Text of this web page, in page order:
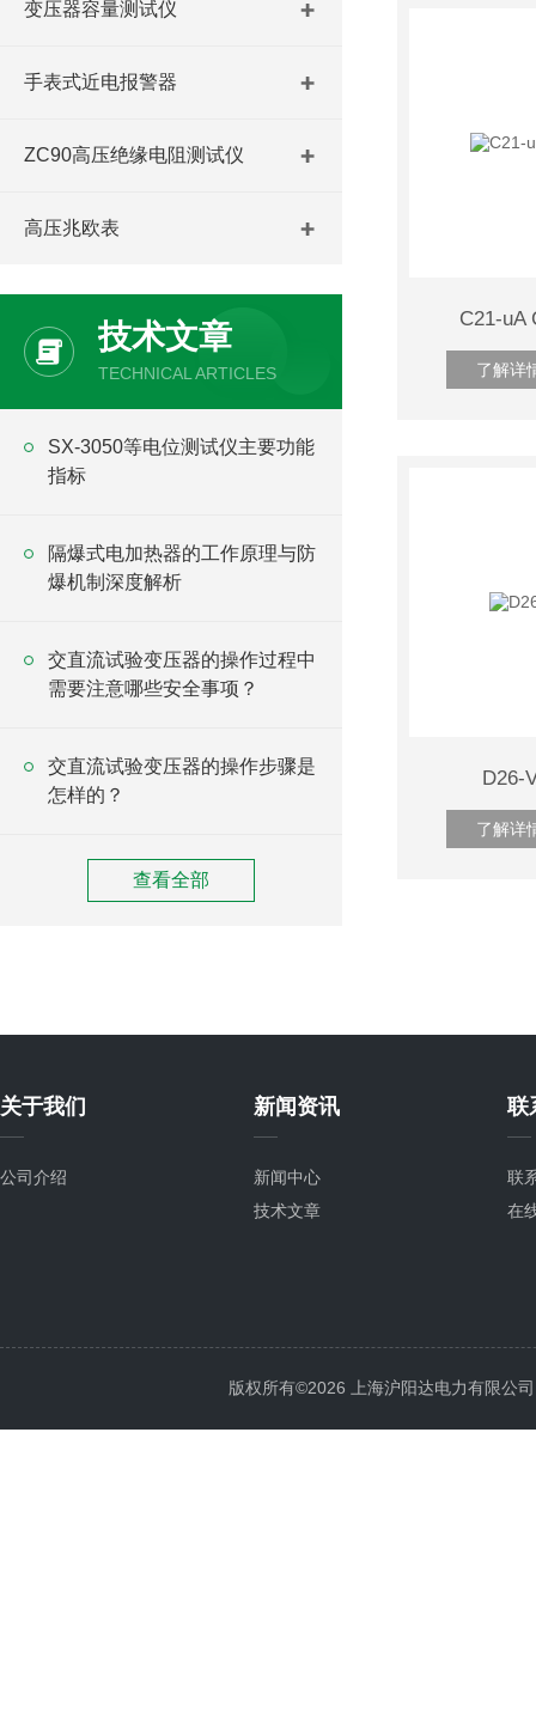
变压器容量测试仪
手表式近电报警器
ZC90高压绝缘电阻测试仪
高压兆欧表
技术文章
TECHNICAL ARTICLES
SX-3050等电位测试仪主要功能
指标
隔爆式电加热器的工作原理与防
爆机制深度解析
交直流试验变压器的操作过程中
需要注意哪些安全事项？
交直流试验变压器的操作步骤是
怎样的？
查看全部
C21-uA
了解详
D26-
了解详
关于我们
公司介绍
新闻资讯
新闻中心
技术文章
联
联
在
版权所有©2026 上海沪阳达电力有限公